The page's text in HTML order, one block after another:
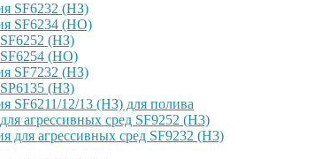
SF6232 (НЗ)
SF6234 (НО)
(НЗ)
SF6254 (НО)
SF7232 (НЗ)
(НЗ)
SF6211/12/13 (НЗ) для полива
агрессивных сред SF9252 (H3)
для агрессивных сред SF9232 (H3)